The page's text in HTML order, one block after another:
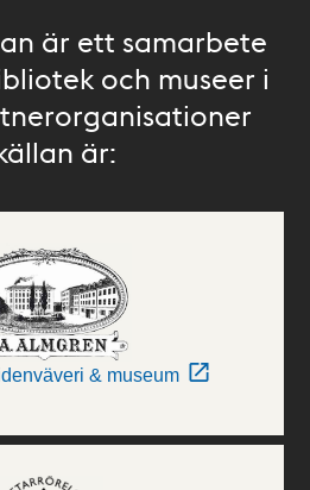
är ett samarbete
och museer i
är:
& museum